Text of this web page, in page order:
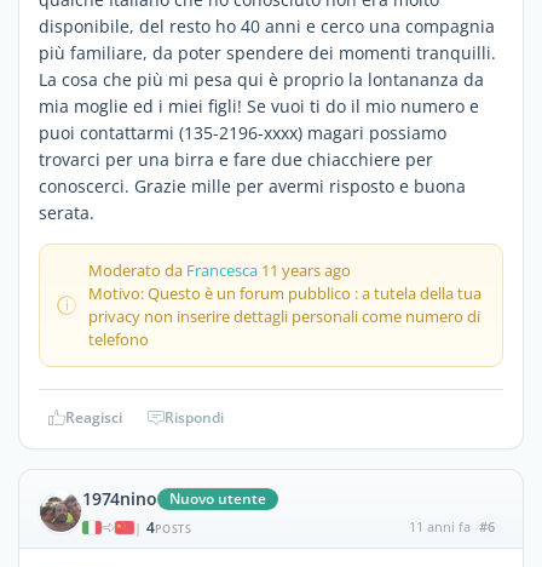
disponibile, del resto ho 40 anni e cerco una compagnia
più familiare, da poter spendere dei momenti tranquilli.
La cosa che più mi pesa qui è proprio la lontananza da
mia moglie ed i miei figli! Se vuoi ti do il mio numero e
puoi contattarmi (135-2196-xxxx) magari possiamo
trovarci per una birra e fare due chiacchiere per
conoscerci. Grazie mille per avermi risposto e buona
serata.
Moderato da Francesca 11 years ago
Motivo: Questo è un forum pubblico : a tutela della tua
privacy non inserire dettagli personali come numero di
telefono
Reagisci Rispondi
1974nino Nuovo utente
| 4POSTS 11 anni fa #6